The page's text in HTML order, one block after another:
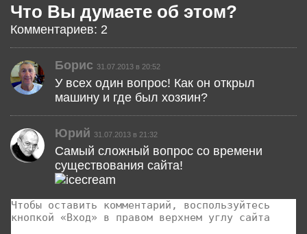
Что Вы думаете об этом?
Комментариев: 2
Борис 31.07.2013 в 20:52
У всех один вопрос! Как он открыл
машину и где был хозяин?
Юрий 31.07.2013 в 21:32
Самый сложный вопрос со времени
существования сайта!